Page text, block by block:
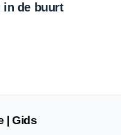
in de buurt
| Gids